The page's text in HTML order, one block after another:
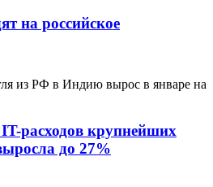
на российское
из РФ в Индию вырос в январе на
расходов крупнейших
до 27%